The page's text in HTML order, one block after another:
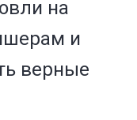
на
и
верные